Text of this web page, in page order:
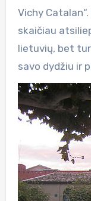
Vichy
skaičiau
lietuvių, bet
savo dydžiu ir